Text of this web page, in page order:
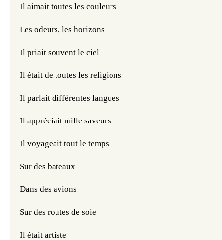
Il aimait toutes les couleurs
Les odeurs, les horizons
Il priait souvent le ciel
Il était de toutes les religions
Il parlait différentes langues
Il appréciait mille saveurs
Il voyageait tout le temps
Sur des bateaux
Dans des avions
Sur des routes de soie
Il était artiste